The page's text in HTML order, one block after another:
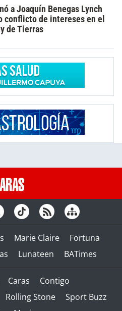
a Joaquín Benegas Lynch
conflicto de intereses en el
de Tierras
Marie Claire
Fortuna
Lunateen BATimes
Caras
Contigo
Rolling Stone
Sport Buzz